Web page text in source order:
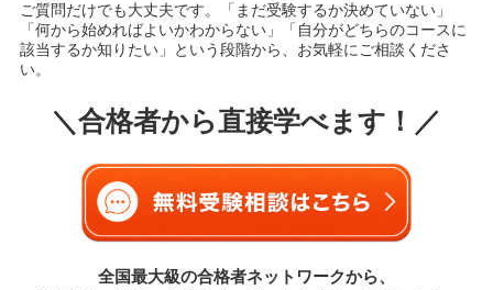
ご質問だけでも大丈夫です。「まだ受験するか決めていない」
「何から始めればよいかわからない」「自分がどちらのコースに
該当するか知りたい」という段階から、お気軽にご相談くださ
い。
＼合格者から直接学べます！／
全国最大級の合格者ネットワークから、